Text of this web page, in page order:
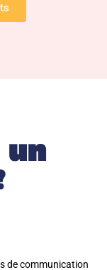
un
de communication